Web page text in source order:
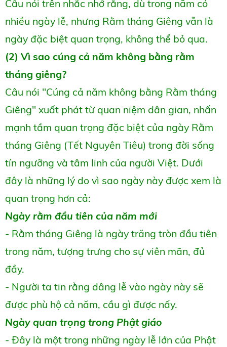
Câu nói trên nhắc nhở rằng, dù trong năm có
nhiều ngày lễ, nhưng Rằm tháng Giêng vẫn là
ngày đặc biệt quan trọng, không thể bỏ qua.
(2) Vì sao cúng cả năm không bằng rằm
tháng giêng?
Câu nói "Cúng cả năm không bằng Rằm tháng
Giêng" xuất phát từ quan niệm dân gian, nhấn
mạnh tầm quan trọng đặc biệt của ngày Rằm
tháng Giêng (Tết Nguyên Tiêu) trong đời sống
tín ngưỡng và tâm linh của người Việt. Dưới
đây là những lý do vì sao ngày này được xem là
quan trọng hơn cả:
Ngày rằm đầu tiên của năm mới
- Rằm tháng Giêng là ngày trăng tròn đầu tiên
trong năm, tượng trưng cho sự viên mãn, đủ
đầy.
- Người ta tin rằng dâng lễ vào ngày này sẽ
được phù hộ cả năm, cầu gì được nấy.
Ngày quan trọng trong Phật giáo
- Đây là một trong những ngày lễ lớn của Phật